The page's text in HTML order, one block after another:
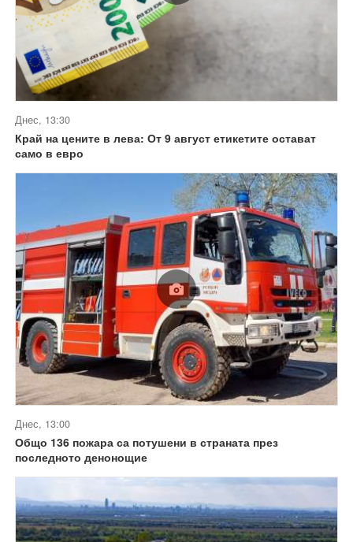
Днес, 13:30
Край на цените в лева: От 9 август етикетите остават
само в евро
Днес, 13:00
Общо 136 пожара са потушени в страната през
последното денонощие